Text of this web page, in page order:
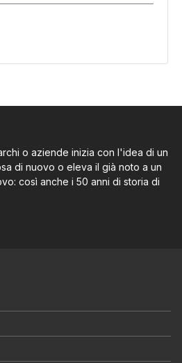
o aziende inizia con l'idea di un
di nuovo o eleva il già noto a un
così anche i 50 anni di storia di